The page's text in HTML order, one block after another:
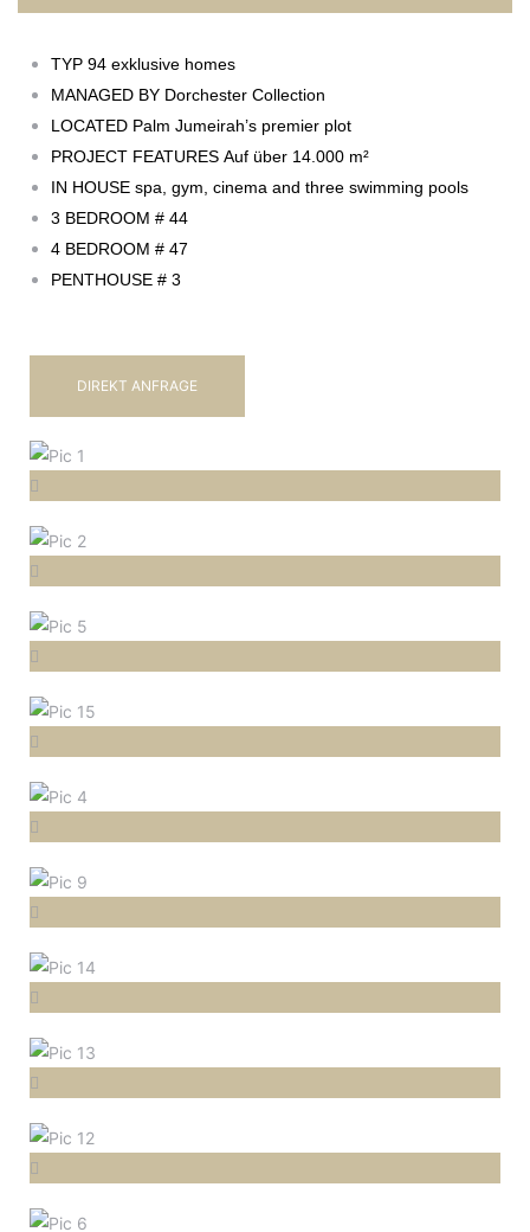
TYP 94 exklusive homes
MANAGED BY Dorchester Collection
LOCATED Palm Jumeirah’s premier plot
PROJECT FEATURES Auf über 14.000 m²
IN HOUSE spa, gym, cinema and three swimming pools
3 BEDROOM # 44
4 BEDROOM # 47
PENTHOUSE # 3
DIREKT ANFRAGE